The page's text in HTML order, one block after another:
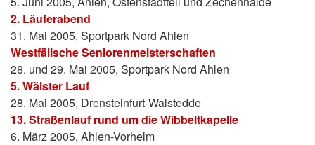
2. Läuferabend
31. Mai 2005, Sportpark Nord Ahlen
Westfälische Seniorenmeisterschaften
28. und 29. Mai 2005, Sportpark Nord Ahlen
5. Wälster Lauf
28. Mai 2005, Drensteinfurt-Walstedde
13. Straßenlauf rund um die Wibbeltkapelle
6. März 2005, Ahlen-Vorhelm